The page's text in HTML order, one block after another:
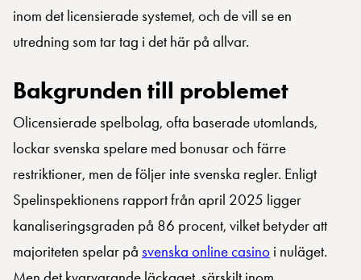
inom det licensierade systemet, och de vill se en
utredning som tar tag i det här på allvar.
Bakgrunden till problemet
Olicensierade spelbolag, ofta baserade utomlands,
lockar svenska spelare med bonusar och färre
restriktioner, men de följer inte svenska regler. Enligt
Spelinspektionens rapport från april 2025 ligger
kanaliseringsgraden på 86 procent, vilket betyder att
majoriteten spelar på svenska online casino i nuläget.